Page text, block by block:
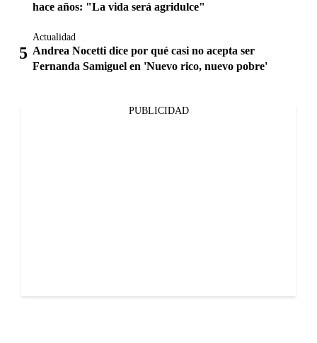
hace años: "La vida será agridulce"
Actualidad
Andrea Nocetti dice por qué casi no acepta ser
Fernanda Samiguel en 'Nuevo rico, nuevo pobre'
PUBLICIDAD